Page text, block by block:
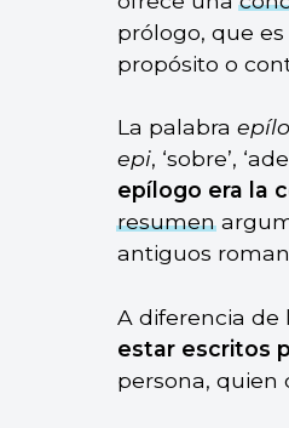
prólogo, que
propósito o
La palabra
epi, ‘sobre’,
epílogo era la
resumen
antiguos
A diferencia de
estar escritos
persona,